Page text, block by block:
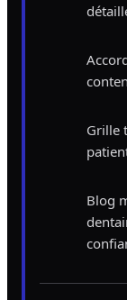
Grille
Blog